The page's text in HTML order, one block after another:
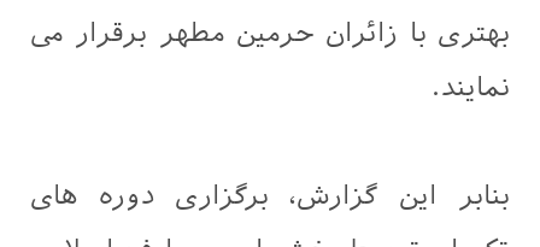
بهتری با زائران حرمین مطهر برقرار می
نمایند.
بنابر این گزارش، برگزاری دوره های